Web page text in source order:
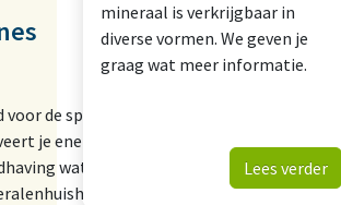
voor de spieren
je energie
water- en
mineraal is verkrijgbaar in
diverse vormen. We geven je
graag wat meer informatie.
Lees verder